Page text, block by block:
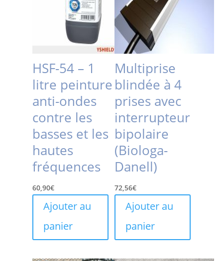
HSF-54 – 1
litre peinture
anti-ondes
contre les
basses et les
hautes
fréquences
60,90€
Ajouter au
panier
Multiprise
blindée à 4
prises avec
interrupteur
bipolaire
(Biologa-
Danell)
72,56€
Ajouter au
panier